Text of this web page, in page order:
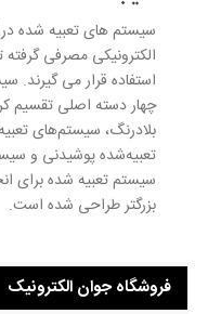
سیستم های تعبیه شده در
الکترونیکی مصرفی
استفاده قرار می گیرند.
چهار دسته اصلی تقسیم
بلادرنگ، سیستم‌های
تعبیه‌شده پوشیدنی و
سیستم تعبیه شده برای
بزرگتر طراحی شده است.
فروشگاه جوان الکترونیک